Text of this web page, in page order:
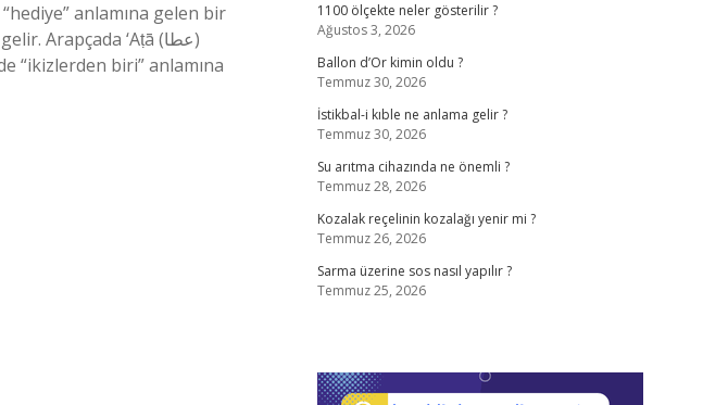
1100 ölçekte neler gösterilir ?
Ağustos 3, 2026
Ballon d’Or kimin oldu ?
Temmuz 30, 2026
İstikbal-i kıble ne anlama gelir ?
Temmuz 30, 2026
Su arıtma cihazında ne önemli ?
Temmuz 28, 2026
Kozalak reçelinin kozalağı yenir mi ?
Temmuz 26, 2026
Sarma üzerine sos nasıl yapılır ?
Temmuz 25, 2026